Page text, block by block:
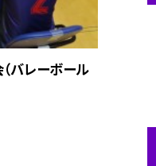
バレーボール